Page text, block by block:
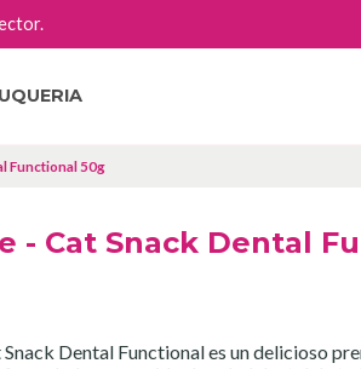
Functional 50g
- Cat Snack Dental
Dental Functional es un delicioso